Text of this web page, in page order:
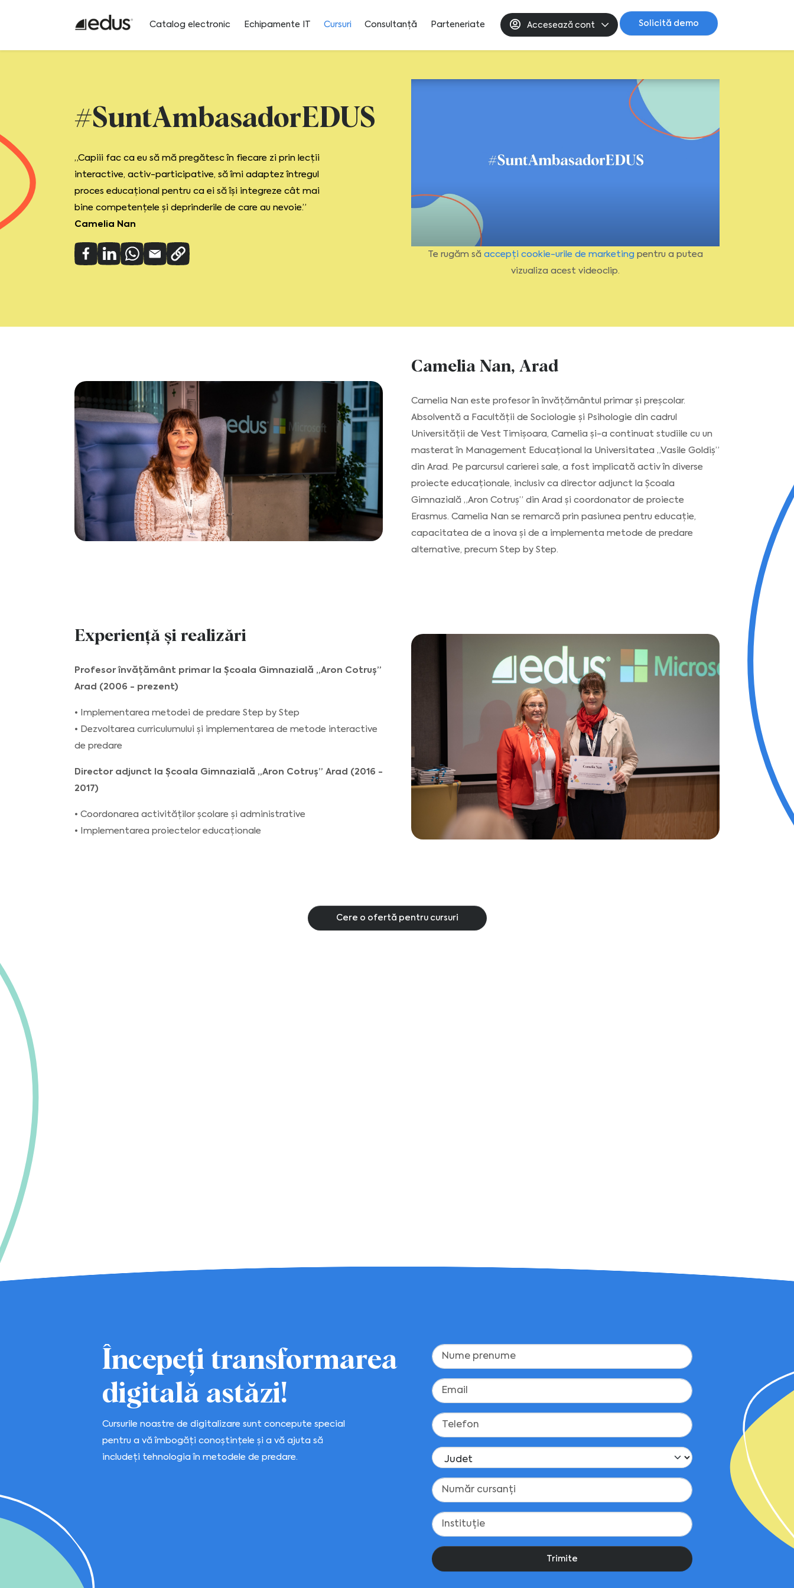
Catalog electronic Echipamente IT Cursuri Consultanță Parteneriate Accesează cont Solicită demo
#SuntAmbasadorEDUS
„Capiii fac ca eu să mă pregătesc în fiecare zi prin lecții
interactive, activ-participative, să îmi adaptez întregul
proces educațional pentru ca ei să își integreze cât mai
bine competențele și deprinderile de care au nevoie.”
Camelia Nan
Te rugăm să accepți cookie-urile de marketing pentru a putea
vizualiza acest videoclip.
Camelia Nan, Arad
Camelia Nan este profesor în învățământul primar și preșcolar.
Absolventă a Facultății de Sociologie și Psihologie din cadrul
Universității de Vest Timișoara, Camelia și-a continuat studiile cu un
masterat în Management Educațional la Universitatea „Vasile Goldiș”
din Arad. Pe parcursul carierei sale, a fost implicată activ în diverse
proiecte educaționale, inclusiv ca director adjunct la Școala
Gimnazială „Aron Cotruș” din Arad și coordonator de proiecte
Erasmus. Camelia Nan se remarcă prin pasiunea pentru educație,
capacitatea de a inova și de a implementa metode de predare
alternative, precum Step by Step.
Experiență și realizări
Profesor învățământ primar la Școala Gimnazială „Aron Cotruș”
Arad (2006 - prezent)
• Implementarea metodei de predare Step by Step
• Dezvoltarea curriculumului și implementarea de metode interactive
de predare
Director adjunct la Școala Gimnazială „Aron Cotruș” Arad (2016 -
2017)
• Coordonarea activităților școlare și administrative
• Implementarea proiectelor educaționale
Cere o ofertă pentru cursuri
Începeți transformarea
digitală astăzi!
Cursurile noastre de digitalizare sunt concepute special
pentru a vă îmbogăți conoștințele și a vă ajuta să
includeți tehnologia în metodele de predare.
Trimite